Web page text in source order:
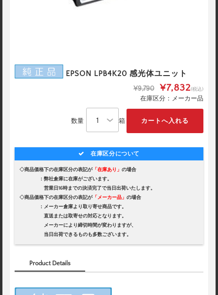
EPSON LPB4K20 感光体ユニット
¥9,790 ¥7,832(税込)
在庫区分：メーカー品
数量 箱
在庫区分について
◇商品価格下の在庫区分の表記が「在庫あり」 の場合
：弊社倉庫に在庫がございます。
営業日16時までの決済完了で当日出荷いたします。
◇商品価格下の在庫区分の表記が「メーカー品」 の場合
：メーカー倉庫より取り寄せ商品です。
直送または取寄せの対応となります。
メーカーにより締切時間が変わりますが、
当日出荷できるものも多数ございます。
Product Details